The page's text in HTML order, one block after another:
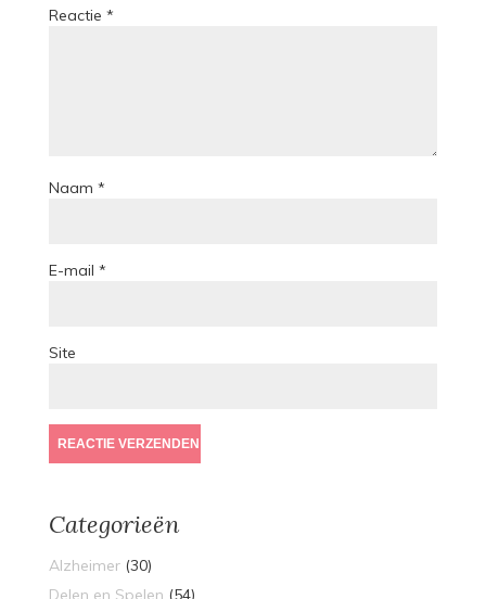
Reactie *
Naam *
E-mail *
Site
Categorieën
Alzheimer(30)
Delen en Spelen (54)